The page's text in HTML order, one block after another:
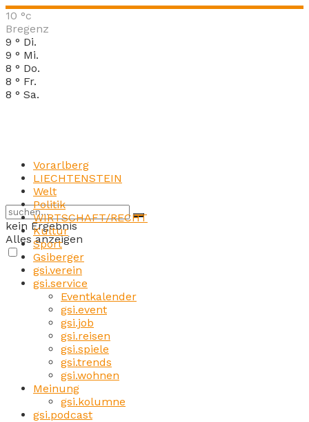
10 °c
Bregenz
9 ° Di.
9 ° Mi.
8 ° Do.
8 ° Fr.
8 ° Sa.
kein Ergebnis
Alles anzeigen
Vorarlberg
LIECHTENSTEIN
Welt
Politik
WIRTSCHAFT/RECHT
Kultur
Sport
Gsiberger
gsi.verein
gsi.service
Eventkalender
gsi.event
gsi.job
gsi.reisen
gsi.spiele
gsi.trends
gsi.wohnen
Meinung
gsi.kolumne
gsi.podcast